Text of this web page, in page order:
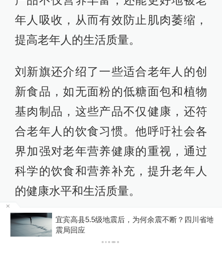
年人吸收，从而有效防止肌肉萎缩，
提高老年人的生活质量。
刘新旗还介绍了一些适合老年人的创
新食品，如无面粉的低糖面包和植物
基肉制品，这些产品不仅健康，还符
合老年人的饮食习惯。他呼吁社会各
界加强对老年营养健康的重视，通过
科学的饮食和营养补充，提升老年人
的健康水平和生活质量。
助力老年专属营养，食品规范保驾护
宜宾高县5.5级地震后，为何余震不断？四川省地
震局回应